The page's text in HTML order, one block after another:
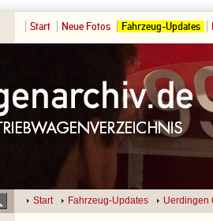
Start Neue Fotos Fahrzeug-Updates
Start Fahrzeug-Updates Uerdingen